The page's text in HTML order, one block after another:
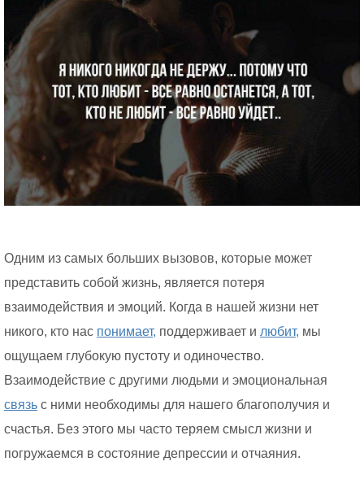
Одним из самых больших вызовов, которые может
представить собой жизнь, является потеря
взаимодействия и эмоций. Когда в нашей жизни нет
никого, кто нас понимает, поддерживает и любит, мы
ощущаем глубокую пустоту и одиночество.
Взаимодействие с другими людьми и эмоциональная
связь с ними необходимы для нашего благополучия и
счастья. Без этого мы часто теряем смысл жизни и
погружаемся в состояние депрессии и отчаяния.